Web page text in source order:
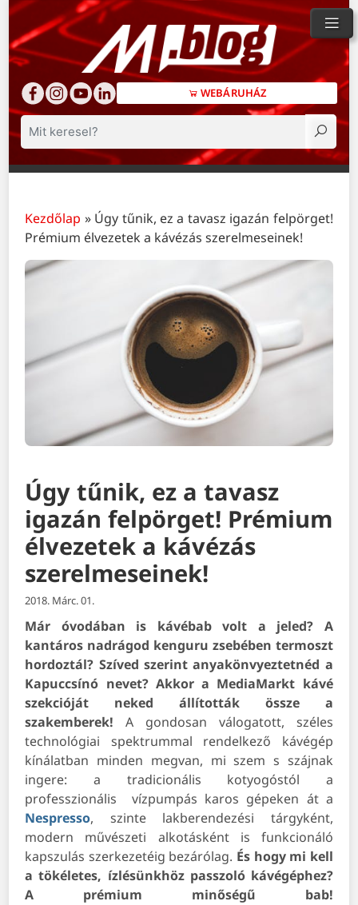
WEBÁRUHÁZ
Keresés
Kezdőlap » Úgy tűnik, ez a tavasz igazán felpörget!
Prémium élvezetek a kávézás szerelmeseinek!
Úgy tűnik, ez a tavasz
igazán felpörget! Prémium
élvezetek a kávézás
szerelmeseinek!
2018. Márc. 01.
Már óvodában is kávébab volt a jeled? A
kantáros nadrágod kenguru zsebében termoszt
hordoztál? Szíved szerint anyakönvyeztetnéd a
Kapuccsínó nevet? Akkor a MediaMarkt kávé
szekcióját neked állították össze a
szakemberek!
A gondosan válogatott, széles
technológiai spektrummal rendelkező kávégép
kínálatban minden megvan, mi szem s szájnak
ingere: a tradicionális kotyogóstól a
professzionális
vízpumpás karos gépeken át a
Nespresso, szinte lakberendezési tárgyként,
modern művészeti alkotásként is funkcionáló
kapszulás szerkezetéig bezárólag. És hogy mi kell
a tökéletes, ízlésünkhöz passzoló kávégéphez?
A prémium minőségű bab!